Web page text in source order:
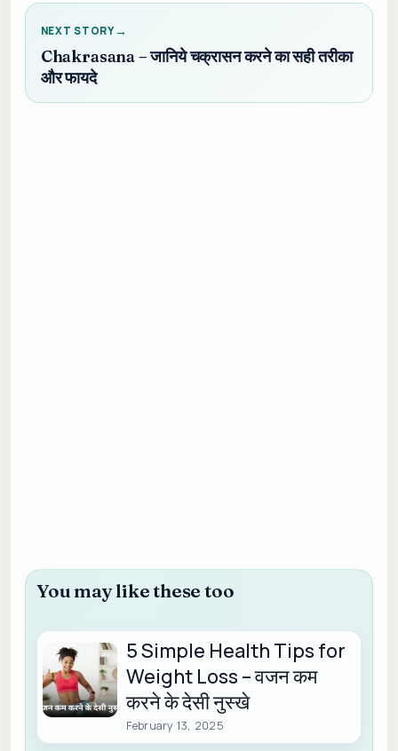
NEXT STORY
Chakrasana – जानिये चक्रासन करने का सही तरीका
और फायदे
You may like these too
5 Simple Health Tips for
Weight Loss – वजन कम
करने के देसी नुस्खे
February 13, 2025